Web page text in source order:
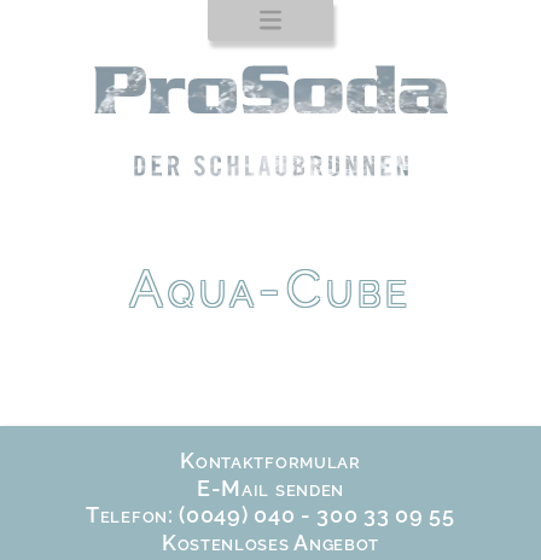
Startseite
Produkte
Standgeräte
Einbaugeräte
Trinkflaschen
Service
Kontakt
Aqua-Cube
Kontaktformular
E-Mail senden
Telefon: (0049) 040 - 300 33 09 55
Kostenloses Angebot